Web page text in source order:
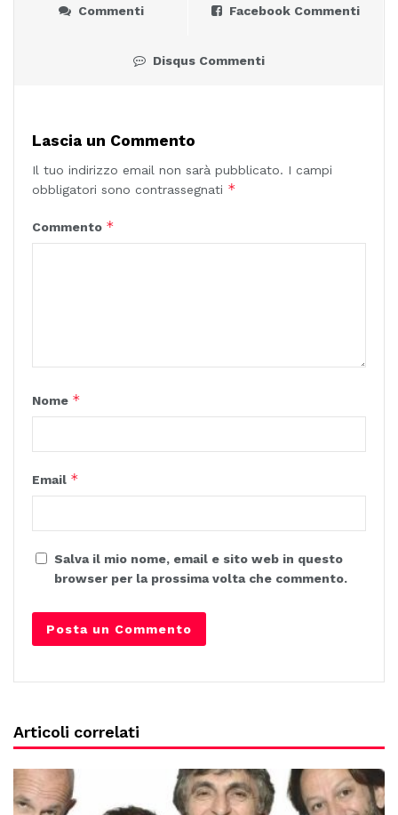
Commenti Facebook Commenti
Disqus Commenti
Lascia un Commento
Il tuo indirizzo email non sarà pubblicato. I campi
obbligatori sono contrassegnati *
Commento *
Nome *
Email *
Salva il mio nome, email e sito web in questo
browser per la prossima volta che commento.
Articoli correlati